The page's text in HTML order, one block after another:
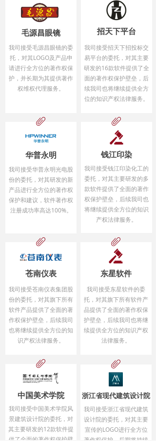
我司接受毛源昌眼镜的委
托，对其LOGO及产品申
请进行全方位的著作权保
护，并长期为其提供著作
权维权代理服务。
毛源昌眼镜
我司接受招天下招投标交
易平台的委托，对其主要
研发的16款软件提供了全
面的著作权保护壁垒，后
续我司也将继续提供全方
位的知识产权法律服务。
招天下平台
我司接受华普永明光电股
份的委托，对其研发的新
产品进行全方位的著作权
保护和建议，软件著作权
注册成功率高达100%。
ꁨ
华普永明
我司接受钱江印染化工的
委托，对其主要研发的多
款软件提供了全面的著作
权保护壁垒，后续我司也
将继续提供全方位的知识
产权法律服务。
ꁨ
钱江印染
我司接受苍南仪表集团股
份的委托，对其旗下所有
软件产品提供了全面的著
作权保护壁垒，后续我司
也将继续提供全方位的知
识产权法律服务。
苍南仪表
ꁨ
我司接受东星软件的委
托，对其旗下所有软件产
品提供了全面的著作权保
护壁垒，后续我司也将继
续提供全方位的知识产权
法律服务。
ꁨ
东星软件
我司接受中国美术学院风
景建筑设计院的委托，对
其主要研发的12款软件提
供了全面的著作权保护壁
ꁨ
中国美术学院
我司接受浙江省现代建筑
设计院的委托，对其主要
宣传的LOGO进行全方位
浙江省现代建筑设计院
ꁨ